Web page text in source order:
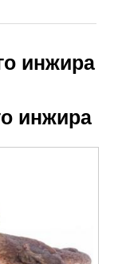
инжира
инжира